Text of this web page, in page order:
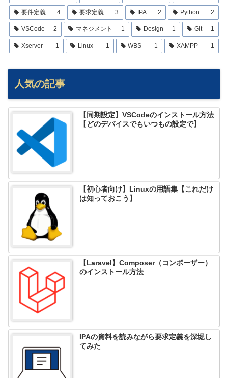
要件定義 4 要求定義 3 IPA 2 Python 2
VSCode 2 マネジメント 1 Design 1 Git 1
Xserver 1 Linux 1 WBS 1 XAMPP 1
人気の記事
【同期設定】VSCodeのインストール方法
【どのデバイスでもいつもの設定で】
【初心者向け】Linuxの用語集【これだけ
は知っておこう】
【Laravel】Composer（コンポーザー）
のインストール方法
IPAの資料を読みながら要求定義を深堀し
てみた